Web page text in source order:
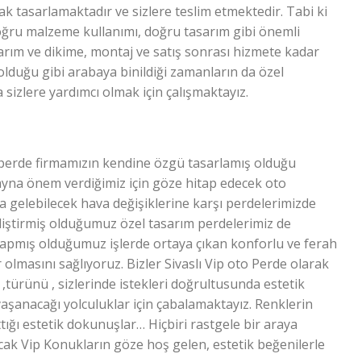
tasarlamaktadır ve sizlere teslim etmektedir. Tabi ki
malzeme kullanımı, doğru tasarım gibi önemli
ve dikime, montaj ve satış sonrası hizmete kadar
gibi arabaya binildiği zamanların da özel
yardımcı olmak için çalışmaktayız.
firmamızın kendine özgü tasarlamış olduğu
önem verdiğimiz için göze hitap edecek oto
gelebilecek hava değişiklerine karşı perdelerimizde
olduğumuz özel tasarım perdelerimiz de
olduğumuz işlerde ortaya çıkan konforlu ve ferah
sağlıyoruz. Bizler Sivaslı Vip oto Perde olarak
,türünü , sizlerinde istekleri doğrultusunda estetik
yolculuklar için çabalamaktayız. Renklerin
estetik dokunuşlar… Hiçbiri rastgele bir araya
Vip Konukların göze hoş gelen, estetik beğenilerle